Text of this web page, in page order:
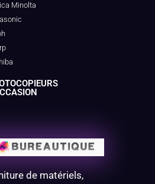
Minolta
de matériels,